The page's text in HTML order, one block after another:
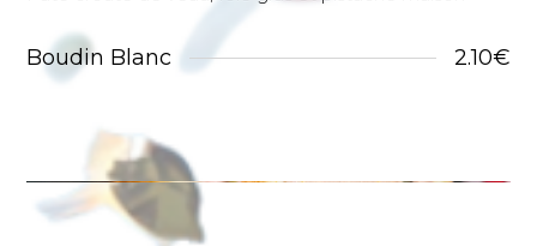
Boudin Blanc 2.10€